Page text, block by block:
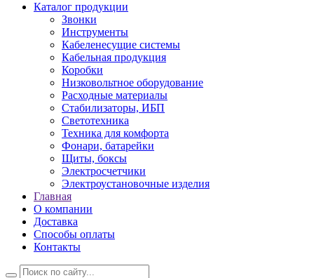
Каталог продукции
Звонки
Инструменты
Кабеленесущие системы
Кабельная продукция
Коробки
Низковольтное оборудование
Расходные материалы
Стабилизаторы, ИБП
Светотехника
Техника для комфорта
Фонари, батарейки
Щиты, боксы
Электросчетчики
Электроустановочные изделия
Главная
О компании
Доставка
Способы оплаты
Контакты